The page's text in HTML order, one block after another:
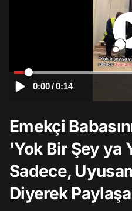
0:00/0:14
Emekçi
'Yok Bir Şey ya
Sadece,
Diyerek